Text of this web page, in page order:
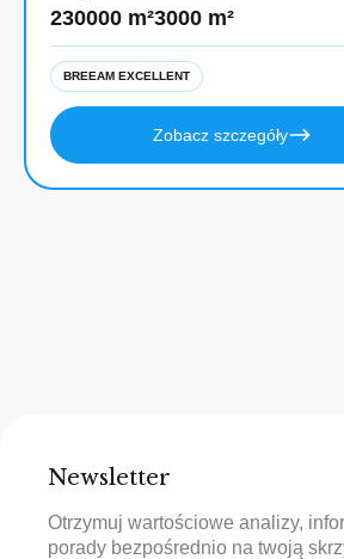
230000 m²3000 m²
BREEAM EXCELLENT
Zobacz szczegóły
Newsletter
Otrzymuj wartościowe analizy,
porady bezpośrednio na twoją